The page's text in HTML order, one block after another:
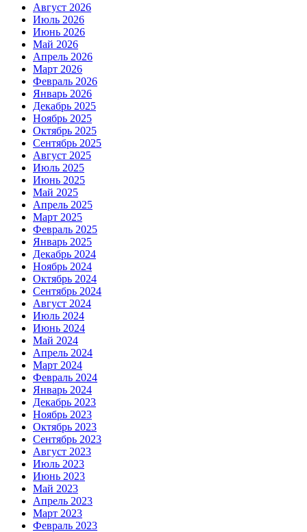
Август 2026
Июль 2026
Июнь 2026
Май 2026
Апрель 2026
Март 2026
Февраль 2026
Январь 2026
Декабрь 2025
Ноябрь 2025
Октябрь 2025
Сентябрь 2025
Август 2025
Июль 2025
Июнь 2025
Май 2025
Апрель 2025
Март 2025
Февраль 2025
Январь 2025
Декабрь 2024
Ноябрь 2024
Октябрь 2024
Сентябрь 2024
Август 2024
Июль 2024
Июнь 2024
Май 2024
Апрель 2024
Март 2024
Февраль 2024
Январь 2024
Декабрь 2023
Ноябрь 2023
Октябрь 2023
Сентябрь 2023
Август 2023
Июль 2023
Июнь 2023
Май 2023
Апрель 2023
Март 2023
Февраль 2023